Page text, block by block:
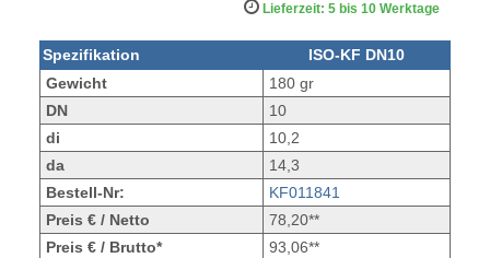
Lieferzeit: 5 bis 10 Werktage
Spezifikation
ISO-KF DN10
Gewicht
180 gr
DN
10
di
10,2
da
14,3
Bestell-Nr:
KF011841
Preis € / Netto
78,20**
Preis € / Brutto*
93,06**